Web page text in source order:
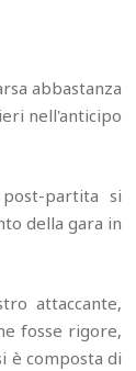
abbastanza
nell'anticipo
partita si
della gara in
attaccante,
fosse rigore,
è composta di